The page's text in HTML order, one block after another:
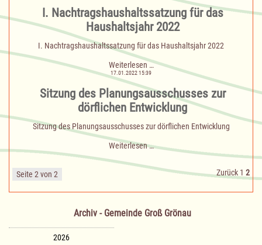
Gemeinde
Gr.
Grönau
für
Haushaltsjahr
2023
I. Nachtragshaushaltssatzung für das
Haushaltsjahr 2022
I. Nachtragshaushaltssatzung für das Haushaltsjahr 2022
Weiterlesen …I.
Nachtragshaushaltssatzung
das
Haushaltsjahr
2022
17.01.2022 15:39
Sitzung des Planungsausschusses zur
dörflichen Entwicklung
Sitzung des Planungsausschusses zur dörflichen Entwicklung
Weiterlesen …Sitzung
zur
Entwicklung
Seite 2 von 2 Zurück 1 2
Archiv - Gemeinde Groß Grönau
2026